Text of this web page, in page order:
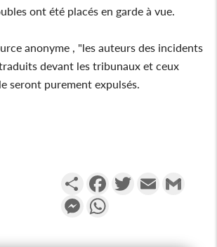
ont été placés en garde à vue.
anonyme , "les auteurs des incidents
devant les tribunaux et ceux
seront purement expulsés.
PartagerFacebookTwitterEmail
Messenger